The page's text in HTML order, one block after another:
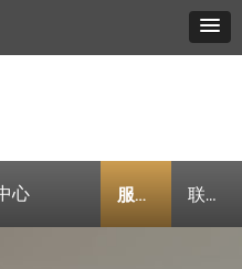
服务流程 联系我们
心